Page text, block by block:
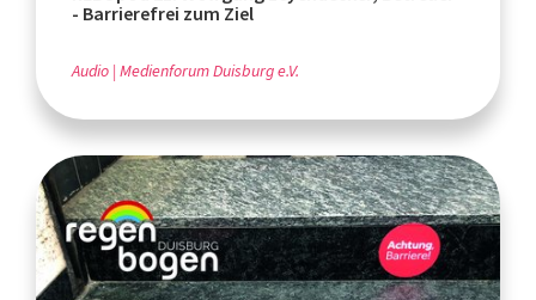
- Barrierefrei zum Ziel
Audio Medienforum Duisburg e.V.